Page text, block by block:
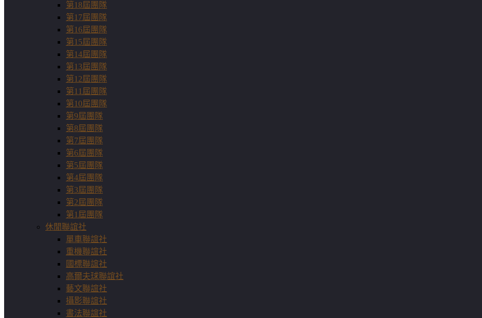
第18屆團隊
第17屆團隊
第16屆團隊
第15屆團隊
第14屆團隊
第13屆團隊
第12屆團隊
第11屆團隊
第10屆團隊
第9屆團隊
第8屆團隊
第7屆團隊
第6屆團隊
第5屆團隊
第4屆團隊
第3屆團隊
第2屆團隊
第1屆團隊
休閒聯誼社
單車聯誼社
重機聯誼社
國標聯誼社
高爾夫球聯誼社
藝文聯誼社
攝影聯誼社
書法聯誼社